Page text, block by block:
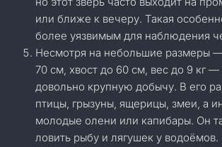
или ближе к вечеру. Такая
более уязвимым для наблюдения
Несмотря на небольшие размеры
70 см, хвост до 60 см, вес до 9 кг —
довольно крупную добычу. В его
птицы, грызуны, ящерицы, змеи, а
молодые олени или капибары. Он
ловить рыбу и лягушек у водоёмов.